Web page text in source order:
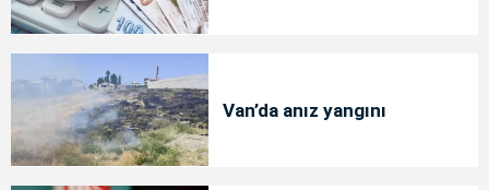
Van’da anız yangını